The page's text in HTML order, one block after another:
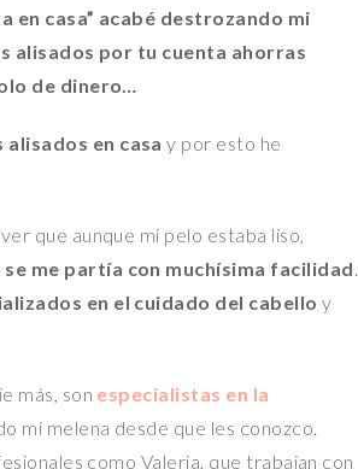
en casa” acabé destrozando mi
alisados por tu cuenta ahorras
de dinero…
en casa y por esto he
que aunque mi pelo estaba liso,
me partía con muchísima facilidad.
en el cuidado del cabello y
más, son especialistas en la
mi melena desde que les conozco.
como Valeria, que trabajan con